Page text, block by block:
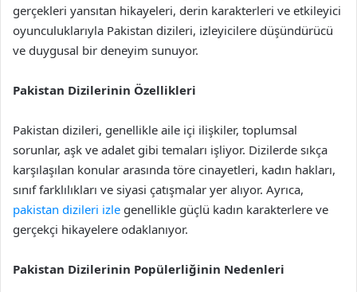
gerçekleri yansıtan hikayeleri, derin karakterleri ve etkileyici
oyunculuklarıyla Pakistan dizileri, izleyicilere düşündürücü
ve duygusal bir deneyim sunuyor.
Pakistan Dizilerinin Özellikleri
Pakistan dizileri, genellikle aile içi ilişkiler, toplumsal
sorunlar, aşk ve adalet gibi temaları işliyor. Dizilerde sıkça
karşılaşılan konular arasında töre cinayetleri, kadın hakları,
sınıf farklılıkları ve siyasi çatışmalar yer alıyor. Ayrıca,
pakistan dizileri izle genellikle güçlü kadın karakterlere ve
gerçekçi hikayelere odaklanıyor.
Pakistan Dizilerinin Popülerliğinin Nedenleri